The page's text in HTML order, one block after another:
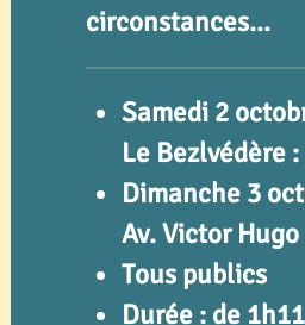
circonstances...
Samedi 2
Le Bezlvédère
Dimanche 3
Av. Victor Hugo
Tous publics
Durée : de